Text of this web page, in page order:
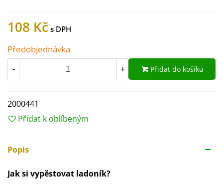
108 Kč
Předobjednávka
- + Přidat do košíku
2000441
Přidat k oblíbeným
Popis
Jak si vypěstovat ladoník?